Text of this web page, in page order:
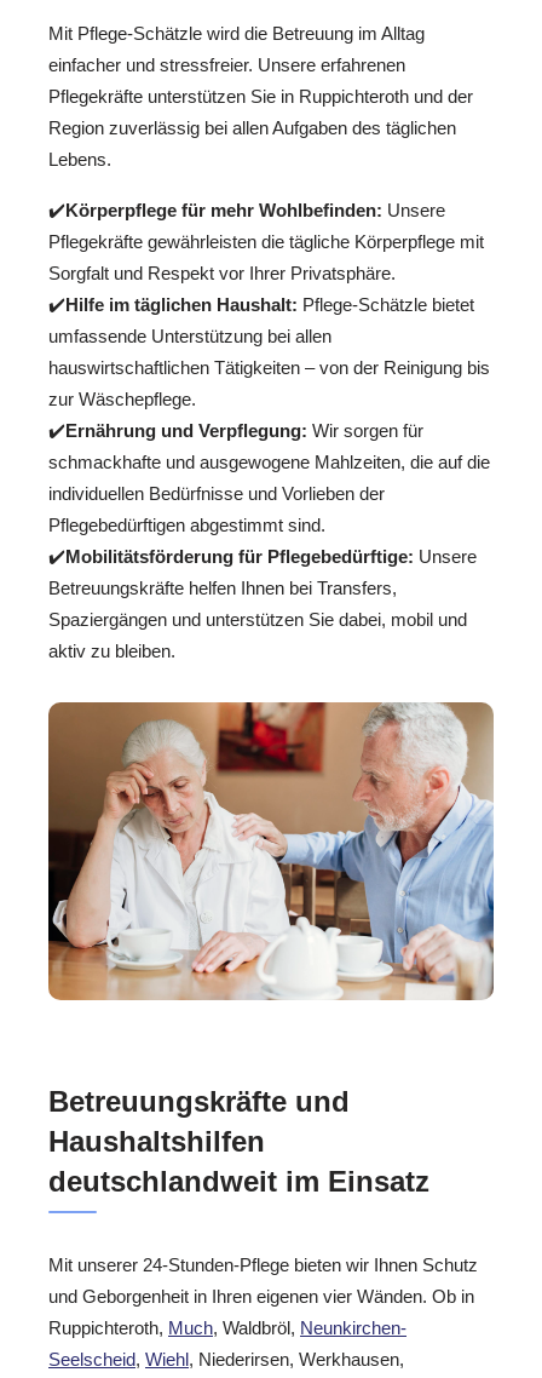
Mit Pflege-Schätzle wird die Betreuung im Alltag
einfacher und stressfreier. Unsere erfahrenen
Pflegekräfte unterstützen Sie in Ruppichteroth und der
Region zuverlässig bei allen Aufgaben des täglichen
Lebens.
✔️Körperpflege für mehr Wohlbefinden: Unsere
Pflegekräfte gewährleisten die tägliche Körperpflege mit
Sorgfalt und Respekt vor Ihrer Privatsphäre.
✔️Hilfe im täglichen Haushalt: Pflege-Schätzle bietet
umfassende Unterstützung bei allen
hauswirtschaftlichen Tätigkeiten – von der Reinigung bis
zur Wäschepflege.
✔️Ernährung und Verpflegung: Wir sorgen für
schmackhafte und ausgewogene Mahlzeiten, die auf die
individuellen Bedürfnisse und Vorlieben der
Pflegebedürftigen abgestimmt sind.
✔️Mobilitätsförderung für Pflegebedürftige: Unsere
Betreuungskräfte helfen Ihnen bei Transfers,
Spaziergängen und unterstützen Sie dabei, mobil und
aktiv zu bleiben.
Betreuungskräfte und
Haushaltshilfen
deutschlandweit im Einsatz
Mit unserer 24-Stunden-Pflege bieten wir Ihnen Schutz
und Geborgenheit in Ihren eigenen vier Wänden. Ob in
Ruppichteroth, Much, Waldbröl, Neunkirchen-
Seelscheid, Wiehl, Niederirsen, Werkhausen,